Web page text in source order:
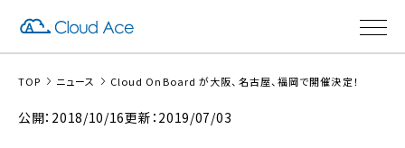
TOP ニュース Cloud OnBoard が大阪、名古屋、福岡で開催決定！
公開：2018/10/16更新：2019/07/03